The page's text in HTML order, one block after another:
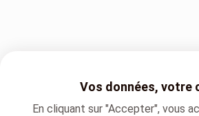
Vos données, votre
En cliquant sur "Accepter", vous